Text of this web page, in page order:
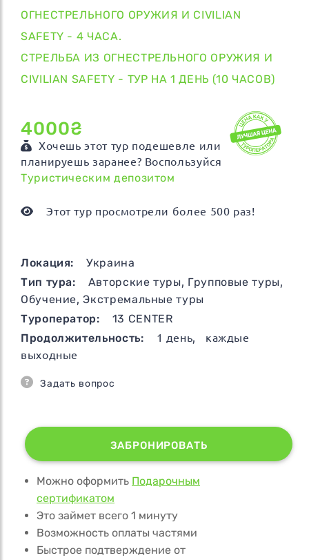
ОГНЕСТРЕЛЬНОГО ОРУЖИЯ И CIVILIAN
SAFETY - 4 ЧАСА.
СТРЕЛЬБА ИЗ ОГНЕСТРЕЛЬНОГО ОРУЖИЯ И
CIVILIAN SAFETY - ТУР НА 1 ДЕНЬ (10 ЧАСОВ)
4000₴
Хочешь этот тур подешевле или
планируешь заранее? Воспользуйся
Туристическим депозитом
Этот тур просмотрели более 500 раз!
Локация:
Украина
Тип тура:
Авторские туры, Групповые туры,
Обучение,Экстремальные туры
Туроператор:
13 CENTER
Продолжительность:
1 день, каждые
выходные
Задать вопрос
ЗАБРОНИРОВАТЬ
Можно оформить Подарочным
сертификатом
Это займет всего 1 минуту
Возможность оплаты частями
Быстрое подтверждение от